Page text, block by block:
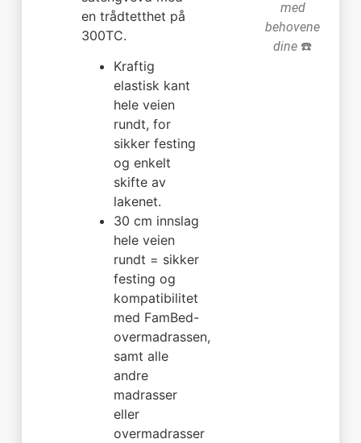
en trådtetthet på
300TC.
Kraftig
elastisk kant
hele veien
rundt, for
sikker festing
og enkelt
skifte av
lakenet.
30 cm innslag
hele veien
rundt = sikker
festing og
kompatibilitet
med FamBed-
overmadrassen,
samt alle
andre
madrasser
eller
overmadrasser
med
behovene
dine ☎️